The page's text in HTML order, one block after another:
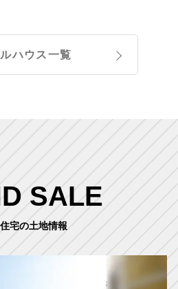
ハウス一覧
SALE
宅の土地情報